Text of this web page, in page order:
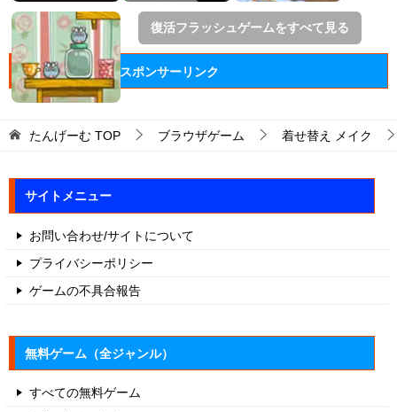
復活フラッシュゲームをすべて見る
スポンサーリンク
たんげーむ TOP ブラウザゲーム 着せ替え メイク
サイトメニュー
お問い合わせ/サイトについて
プライバシーポリシー
ゲームの不具合報告
無料ゲーム（全ジャンル）
すべての無料ゲーム